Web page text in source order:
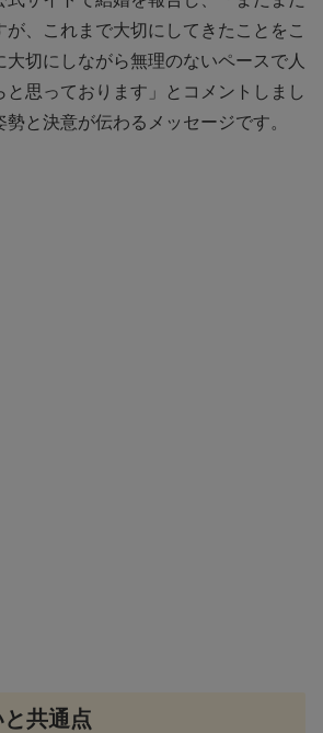
、これまで大切にしてきたことをこ
切にしながら無理のないペースで人
と思っております」とコメントしまし
と決意が伝わるメッセージです。
共通点